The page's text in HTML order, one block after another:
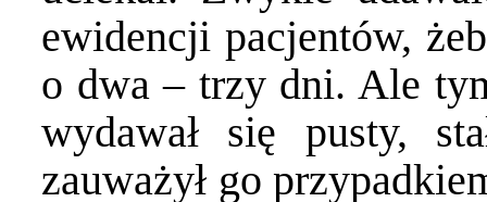
ewidencji pacjentów,
o dwa – trzy dni. Ale
wydawał się pusty,
zauważył go